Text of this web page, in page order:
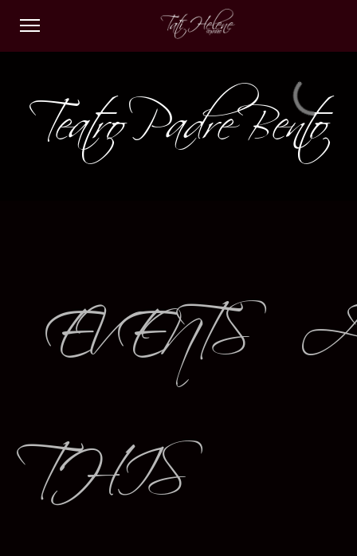
Teatro Padre Bento
EVENTS
THIS